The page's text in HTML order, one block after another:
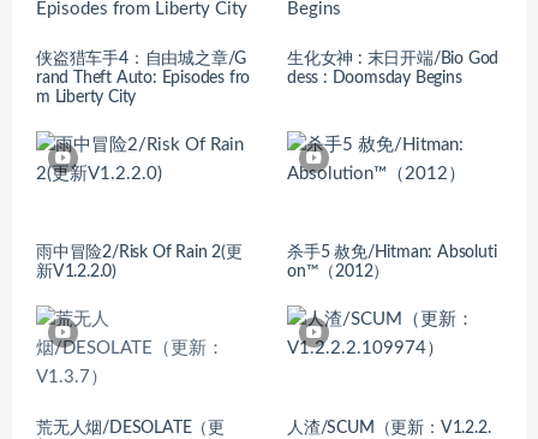
侠盗猎车手4：自由城之章/G
rand Theft Auto: Episodes fro
m Liberty City
生化女神 : 末日开端/Bio God
dess : Doomsday Begins
雨中冒险2/Risk Of Rain 2(更
新V1.2.2.0)
杀手5 赦免/Hitman: Absoluti
on™（2012）
荒无人烟/DESOLATE（更
人渣/SCUM（更新：V1.2.2.